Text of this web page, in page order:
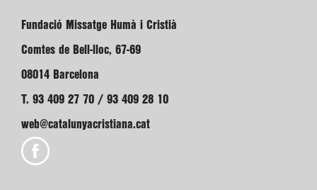
Fundació Missatge Humà i Cristià
Comtes de Bell-lloc, 67-69
08014 Barcelona
T. 93 409 27 70 / 93 409 28 10
web@catalunyacristiana.cat